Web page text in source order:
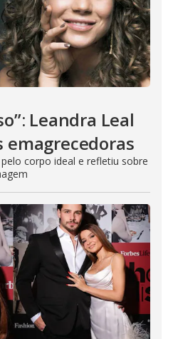
Leandra Leal
emagrecedoras
corpo ideal e refletiu sobre